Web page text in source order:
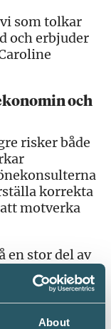
About
som tolkar
och erbjuder
och
risker både
korrekta
motverka
en stor del av
grund.
vi inte
utan vi är